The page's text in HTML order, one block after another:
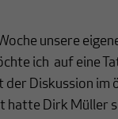
unsere
ich auf eine
der Diskussion im
hatte Dirk Müller